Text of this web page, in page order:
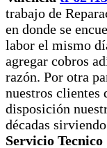
trabajo de
en donde se
labor el mismo
agregar cobros
razón. Por otra
nuestros clientes
disposición
décadas
Servicio Tecnico